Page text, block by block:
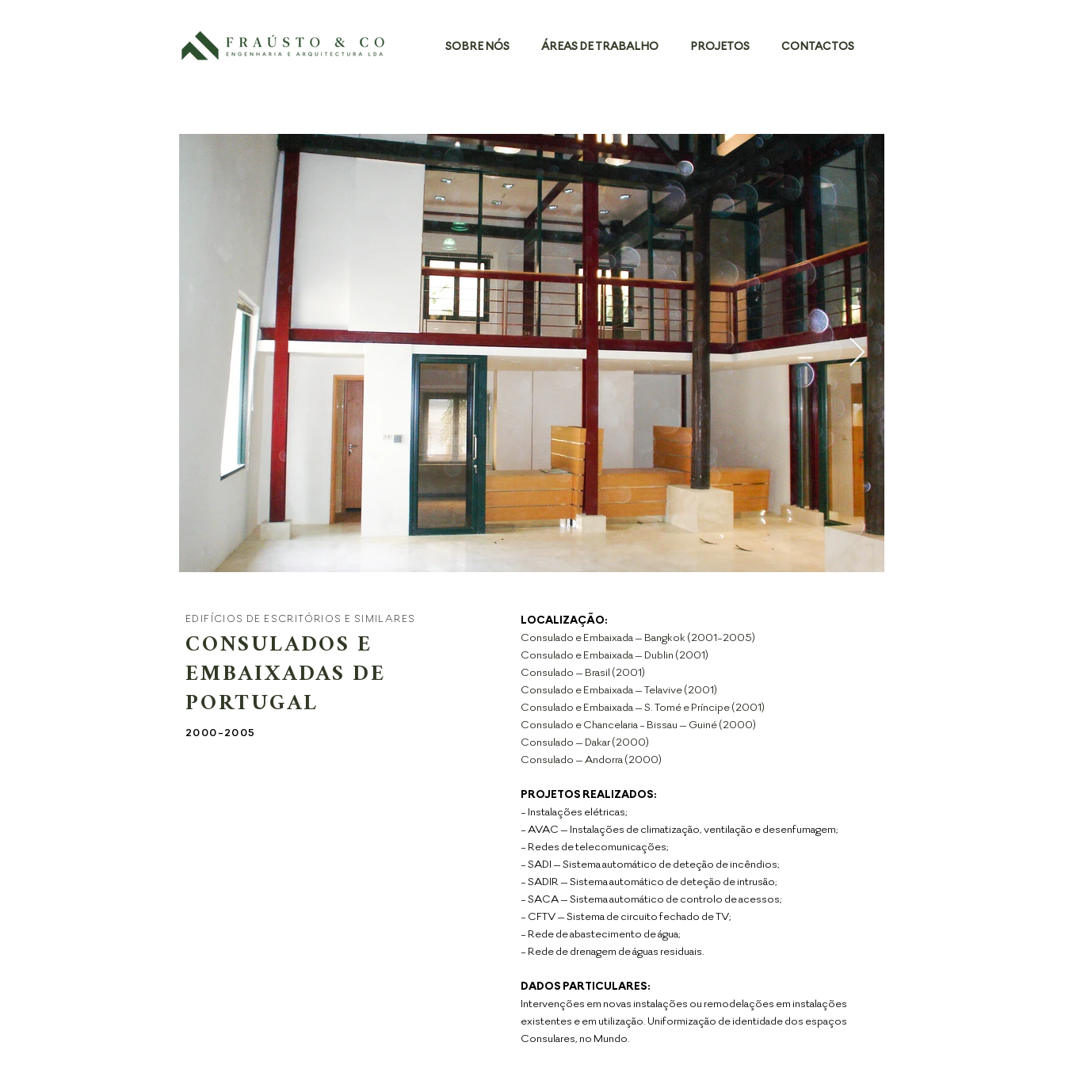
SOBRE NÓS ÁREAS DE TRABALHO PROJETOS CONTACTOS
CONSULADOS E
EMBAIXADAS DE
PORTUGAL
EDIFÍCIOS DE ESCRITÓRIOS E SIMILARES
2000-2005
LOCALIZAÇÃO:
Consulado e Embaixada – Bangkok (2001-2005)
Consulado e Embaixada – Dublin (2001)
Consulado – Brasil (2001)
Consulado e Embaixada – Telavive (2001)
Consulado e Embaixada – S. Tomé e Príncipe (2001)
Consulado e Chancelaria - Bissau – Guiné (2000)
Consulado – Dakar (2000)
Consulado – Andorra (2000)
PROJETOS REALIZADOS:
- Instalações elétricas;
- AVAC – Instalações de climatização, ventilação edesenfumagem;
- Redes de telecomunicações;
- SADI – Sistema automático de deteção de incêndios;
- SADIR – Sistema automático de deteção de intrusão;
- SACA – Sistema automático de controlo de acessos;
- CFTV – Sistema de circuito fechado de TV;
- Rede de abastecimento de água;
- Rede de drenagem de águas residuais.
DADOS PARTICULARES:
Intervenções em novas instalações ou remodelações em instalações
existentes e em utilização. Uniformização de identidade dos espaços
Consulares, no Mundo.